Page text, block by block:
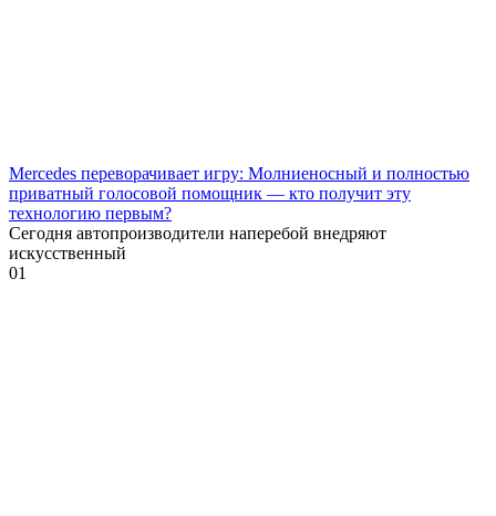
Mercedes переворачивает игру: Молниеносный и полностью
приватный голосовой помощник — кто получит эту
технологию первым?
Сегодня автопроизводители наперебой внедряют
искусственный
01